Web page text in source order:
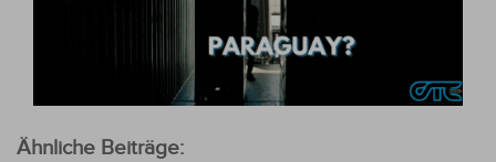
Ähnliche Beiträge: